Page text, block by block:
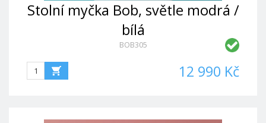
Stolní myčka Bob, světle modrá /
bílá
BOB305
12 990 Kč